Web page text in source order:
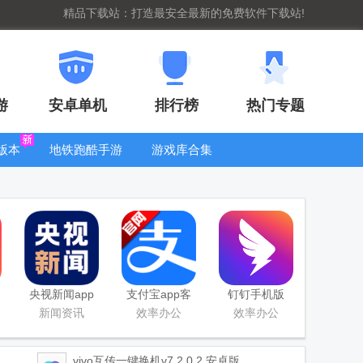
精品下载站：打造最安全最新的免费软件下载站!
安卓单机 排行榜 热门专题
本
地铁跑酷手游
游戏库合集
看器
央视新闻app
移动版客户端
新闻资讯
支付宝app客
户端
效率办公
钉钉手机版
app
效率办公